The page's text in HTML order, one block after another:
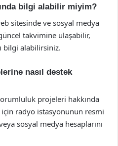
bilgi alabilir miyim?
sitesinde ve sosyal medya
takvimine ulaşabilir,
bilgi alabilirsiniz.
nasıl destek
projeleri hakkında
radyo istasyonunun resmi
sosyal medya hesaplarını